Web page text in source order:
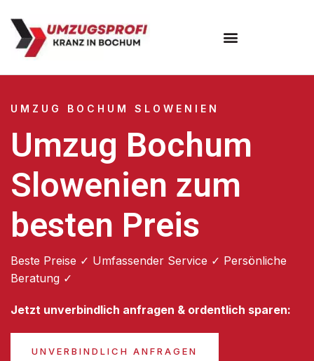
UMZUG BOCHUM SLOWENIEN
Umzug Bochum
Slowenien zum
besten Preis
Beste Preise ✓ Umfassender Service ✓ Persönliche
Beratung ✓
Jetzt unverbindlich anfragen & ordentlich sparen:
UNVERBINDLICH ANFRAGEN